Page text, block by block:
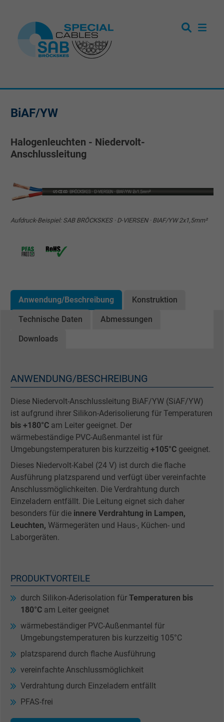
BiAF/YW
Halogenleuchten - Niedervolt-
Anschlussleitung
Aufdruck-Beispiel: SAB BRÖCKSKES · D-VIERSEN · BIAF/YW 2x1,5mm²
Anwendung/Beschreibung Konstruktion
Technische Daten Abmessungen
Downloads
ANWENDUNG/BESCHREIBUNG
Diese Niedervolt-Anschlussleitung BiAF/YW (SiAF/YW)
ist aufgrund ihrer Silikon-Aderisolierung für Temperaturen
bis +180°C am Leiter geeignet. Der
wärmebeständige PVC-Außenmantel ist für
Umgebungstemperaturen bis kurzzeitig +105°C geeignet.
Dieses Niedervolt-Kabel (24 V) ist durch die flache
Ausführung platzsparend und verfügt über vereinfachte
Anschlussmöglichkeiten. Die Verdrahtung durch
Einzeladern entfällt. Die Leitung eignet sich daher
besonders für die innere Verdrahtung in Lampen,
Leuchten, Wärmegeräten und Haus-, Küchen- und
Laborgeräten.
PRODUKTVORTEILE
durch Silikon-Aderisolation für Temperaturen bis
180°C am Leiter geeignet
wärmebeständiger PVC-Außenmantel für
Umgebungstemperaturen bis kurzzeitig 105°C
platzsparend durch flache Ausführung
vereinfachte Anschlussmöglichkeit
Verdrahtung durch Einzeladern entfällt
PFAS-frei